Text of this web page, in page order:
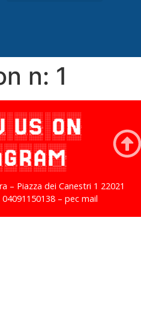
n: 1
US ON
– Piazza dei Canestri 1 22021
– pec mail